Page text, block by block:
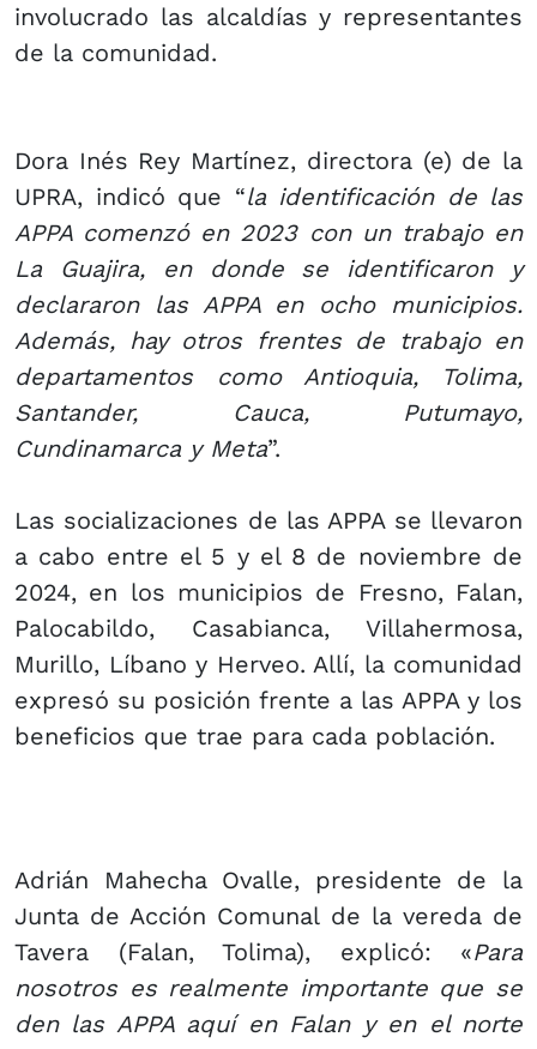
involucrado las alcaldías y representantes
de la comunidad.
Dora Inés Rey Martínez, directora (e) de la
UPRA, indicó que “la identificación de las
APPA comenzó en 2023 con un trabajo en
La Guajira, en donde se identificaron y
declararon las APPA en ocho municipios.
Además, hay otros frentes de trabajo en
departamentos como Antioquia, Tolima,
Santander, Cauca, Putumayo,
Cundinamarca y Meta”.
Las socializaciones de las APPA se llevaron
a cabo entre el 5 y el 8 de noviembre de
2024, en los municipios de Fresno, Falan,
Palocabildo, Casabianca, Villahermosa,
Murillo, Líbano y Herveo. Allí, la comunidad
expresó su posición frente a las APPA y los
beneficios que trae para cada población.
Adrián Mahecha Ovalle, presidente de la
Junta de Acción Comunal de la vereda de
Tavera (Falan, Tolima), explicó: «Para
nosotros es realmente importante que se
den las APPA aquí en Falan y en el norte